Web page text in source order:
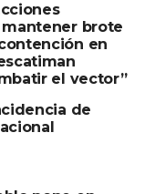
brote
en
el vector”
de